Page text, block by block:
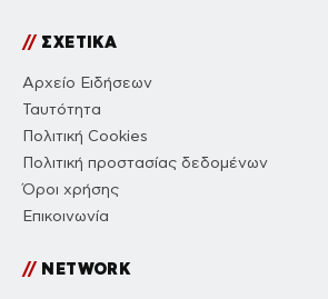
//ΣΧΕΤΙΚΑ
Αρχείο Ειδήσεων
Ταυτότητα
Πολιτική Cookies
Πολιτική προστασίας δεδομένων
Όροι χρήσης
Επικοινωνία
//NETWORK